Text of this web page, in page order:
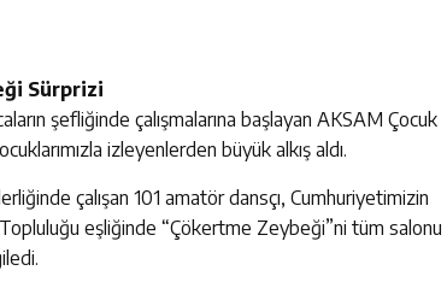
Sürprizi
şefliğinde çalışmalarına başlayan AKSAM Çocuk
izleyenlerden büyük alkış aldı.
çalışan 101 amatör dansçı, Cumhuriyetimizin
eşliğinde “Çökertme Zeybeği”ni tüm salonu